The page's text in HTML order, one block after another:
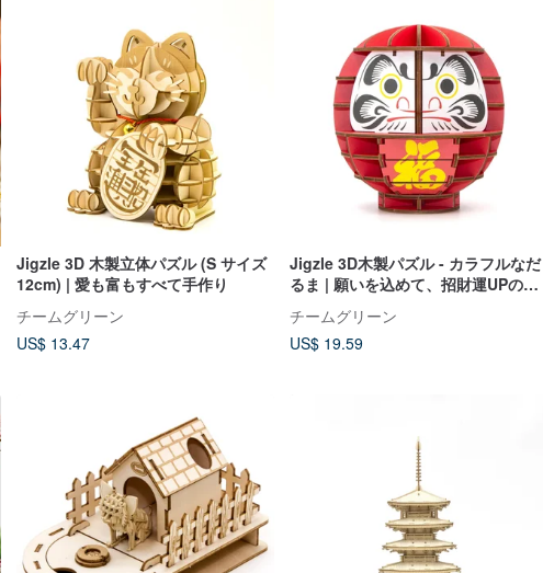
Jigzle 3D 木製立体パズル (S サイズ
12cm) | 愛も富もすべて手作り
チームグリーン
US$ 13.47
Jigzle 3D木製パズル - カラフルなだ
るま | 願いを込めて、招財運UPのオ
チームグリーン
US$ 19.59